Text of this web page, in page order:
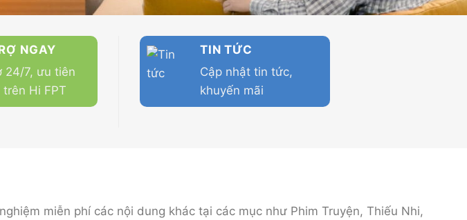
NGAY
24/7, ưu tiên
trên Hi FPT
TIN TỨC
Cập nhật tin tức,
khuyến mãi
miễn phí các nội dung khác tại các mục như Phim Truyện, Thiếu Nhi,